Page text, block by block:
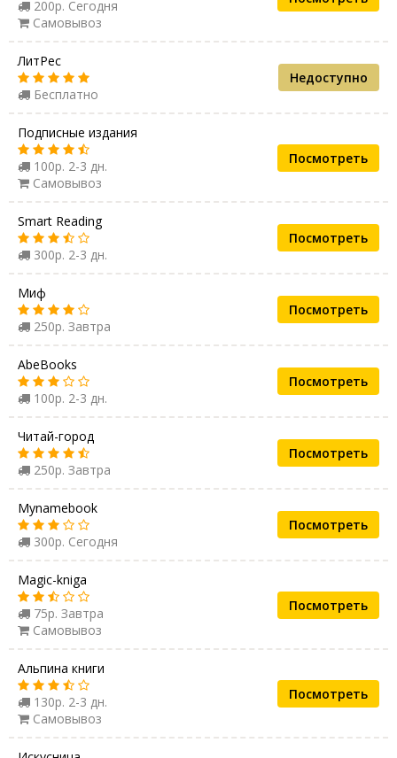
200р. Сегодня
Самовывоз
ЛитРес
Бесплатно
Недоступно
Подписные издания
100р. 2-3 дн.
Самовывоз
Посмотреть
Smart Reading
300р. 2-3 дн.
Посмотреть
Миф
250р. Завтра
Посмотреть
AbeBooks
100р. 2-3 дн.
Посмотреть
Читай-город
250р. Завтра
Посмотреть
Mynamebook
300р. Сегодня
Посмотреть
Magic-kniga
75р. Завтра
Самовывоз
Посмотреть
Альпина книги
130р. 2-3 дн.
Самовывоз
Посмотреть